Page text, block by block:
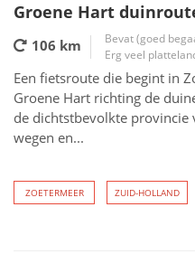
Groene Hart
106 km
Bevat (goed
Erg veel
Een fietsroute die begint in
Groene Hart richting de
de dichtstbevolkte provincie
wegen en...
ZOETERMEER ZUID-HOLLAND